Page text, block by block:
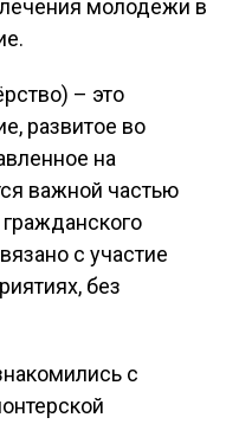
молодежи в
– это
развитое во
на
важной частью
с участие
без
с